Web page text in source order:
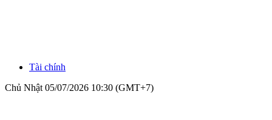
Tài chính
Chủ Nhật 05/07/2026 10:30 (GMT+7)